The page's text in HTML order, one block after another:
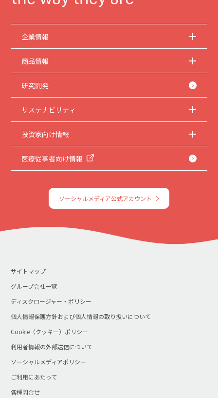
企業情報
商品情報
研究開発
サステナビリティ
投資家向け情報
医療従事者向け情報
ソーシャルメディア公式アカウント
サイトマップ
グループ会社一覧
ディスクロージャー・ポリシー
個人情報保護方針および個人情報の取り扱いについて
Cookie（クッキー）ポリシー
利用者情報の外部送信について
ソーシャルメディアポリシー
ご利用にあたって
各種問合せ